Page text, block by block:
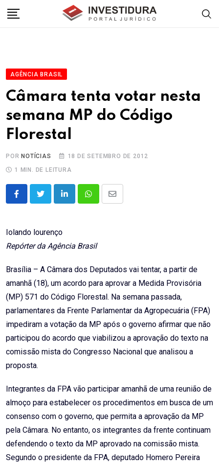
AGÊNCIA BRASIL
Câmara tenta votar nesta
semana MP do Código
Florestal
POR NOTÍCIAS
18 DE SETEMBRO DE 2012
1 MIN. DE LEITURA
LinkedInWhatsappShare
Iolando lourenço
Repórter da Agência Brasil
Brasília – A Câmara dos Deputados vai tentar, a partir de
amanhã (18), um acordo para aprovar a Medida Provisória
(MP) 571 do Código Florestal. Na semana passada,
parlamentares da Frente Parlamentar da Agropecuária (FPA)
impediram a votação da MP após o governo afirmar que não
participou do acordo que viabilizou a aprovação do texto na
comissão mista do Congresso Nacional que analisou a
proposta.
Integrantes da FPA vão participar amanhã de uma reunião de
almoço para estabelecer os procedimentos em busca de um
consenso com o governo, que permita a aprovação da MP
pela Câmara. No entanto, os integrantes da frente continuam
defendendo o texto da MP aprovado na comissão mista.
Segundo o presidente da FPA, deputado Homero Pereira